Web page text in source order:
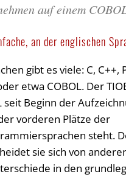
auf einem
an der englischen
gibt es viele: C, C++,
etwa COBOL. Der
seit Beginn der
vorderen Plätze der
steht.
sie sich von
in den